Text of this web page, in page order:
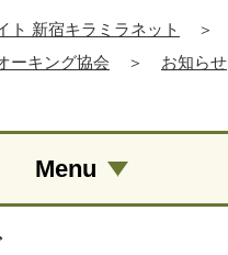
ト 新宿キラミラネット ＞
ーキング協会
＞ お知らせ
Menu